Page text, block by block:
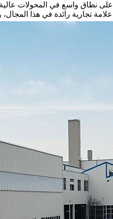
نطاق واسع في المحولات